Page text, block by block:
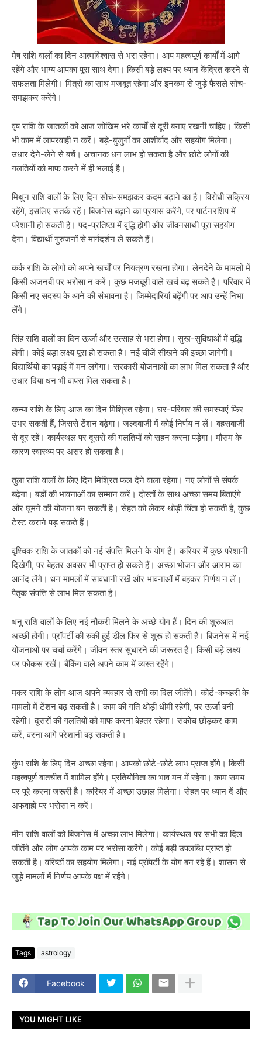
मेष राशि वालों का दिन आत्मविश्वास से भरा रहेगा। आप महत्वपूर्ण कार्यों में आगे
रहेंगे और भाग्य आपका पूरा साथ देगा। किसी बड़े लक्ष्य पर ध्यान केंद्रित करने से
सफलता मिलेगी। मित्रों का साथ मजबूत रहेगा और इनकम से जुड़े फैसले सोच-
समझकर करेंगे।
वृष राशि के जातकों को आज जोखिम भरे कार्यों से दूरी बनाए रखनी चाहिए। किसी
भी काम में लापरवाही न करें। बड़े-बुजुर्गों का आशीर्वाद और सहयोग मिलेगा।
उधार देने-लेने से बचें। अचानक धन लाभ हो सकता है और छोटे लोगों की
गलतियों को माफ करने में ही भलाई है।
मिथुन राशि वालों के लिए दिन सोच-समझकर कदम बढ़ाने का है। विरोधी सक्रिय
रहेंगे, इसलिए सतर्क रहें। बिजनेस बढ़ाने का प्रयास करेंगे, पर पार्टनरशिप में
परेशानी हो सकती है। पद-प्रतिष्ठा में वृद्धि होगी और जीवनसाथी पूरा सहयोग
देगा। विद्यार्थी गुरुजनों से मार्गदर्शन ले सकते हैं।
कर्क राशि के लोगों को अपने खर्चों पर नियंत्रण रखना होगा। लेनदेने के मामलों में
किसी अजनबी पर भरोसा न करें। कुछ मजबूरी वाले खर्च बढ़ सकते हैं। परिवार में
किसी नए सदस्य के आने की संभावना है। जिम्मेदारियां बढ़ेंगी पर आप उन्हें निभा
लेंगे।
सिंह राशि वालों का दिन ऊर्जा और उत्साह से भरा होगा। सुख-सुविधाओं में वृद्धि
होगी। कोई बड़ा लक्ष्य पूरा हो सकता है। नई चीजें सीखने की इच्छा जागेगी।
विद्यार्थियों का पढ़ाई में मन लगेगा। सरकारी योजनाओं का लाभ मिल सकता है और
उधार दिया धन भी वापस मिल सकता है।
कन्या राशि के लिए आज का दिन मिश्रित रहेगा। घर-परिवार की समस्याएं फिर
उभर सकती हैं, जिससे टेंशन बढ़ेगा। जल्दबाजी में कोई निर्णय न लें। बहसबाजी
से दूर रहें। कार्यस्थल पर दूसरों की गलतियों को सहन करना पड़ेगा। मौसम के
कारण स्वास्थ्य पर असर हो सकता है।
तुला राशि वालों के लिए दिन मिश्रित फल देने वाला रहेगा। नए लोगों से संपर्क
बढ़ेगा। बड़ों की भावनाओं का सम्मान करें। दोस्तों के साथ अच्छा समय बिताएंगे
और घूमने की योजना बन सकती है। सेहत को लेकर थोड़ी चिंता हो सकती है, कुछ
टेस्ट कराने पड़ सकते हैं।
वृश्चिक राशि के जातकों को नई संपत्ति मिलने के योग हैं। करियर में कुछ परेशानी
दिखेगी, पर बेहतर अवसर भी प्राप्त हो सकते हैं। अच्छा भोजन और आराम का
आनंद लेंगे। धन मामलों में सावधानी रखें और भावनाओं में बहकर निर्णय न लें।
पैतृक संपत्ति से लाभ मिल सकता है।
धनु राशि वालों के लिए नई नौकरी मिलने के अच्छे योग हैं। दिन की शुरुआत
अच्छी होगी। प्रॉपर्टी की रुकी हुई डील फिर से शुरू हो सकती है। बिजनेस में नई
योजनाओं पर चर्चा करेंगे। जीवन स्तर सुधारने की जरूरत है। किसी बड़े लक्ष्य
पर फोकस रखें। बैंकिंग वाले अपने काम में व्यस्त रहेंगे।
मकर राशि के लोग आज अपने व्यवहार से सभी का दिल जीतेंगे। कोर्ट-कचहरी के
मामलों में टेंशन बढ़ सकती है। काम की गति थोड़ी धीमी रहेगी, पर ऊर्जा बनी
रहेगी। दूसरों की गलतियों को माफ करना बेहतर रहेगा। संकोच छोड़कर काम
करें, वरना आगे परेशानी बढ़ सकती है।
कुंभ राशि के लिए दिन अच्छा रहेगा। आपको छोटे-छोटे लाभ प्राप्त होंगे। किसी
महत्वपूर्ण बातचीत में शामिल होंगे। प्रतियोगिता का भाव मन में रहेगा। काम समय
पर पूरे करना जरूरी है। करियर में अच्छा उछाल मिलेगा। सेहत पर ध्यान दें और
अफवाहों पर भरोसा न करें।
मीन राशि वालों को बिजनेस में अच्छा लाभ मिलेगा। कार्यस्थल पर सभी का दिल
जीतेंगे और लोग आपके काम पर भरोसा करेंगे। कोई बड़ी उपलब्धि प्राप्त हो
सकती है। वरिष्ठों का सहयोग मिलेगा। नई प्रॉपर्टी के योग बन रहे हैं। शासन से
जुड़े मामलों में निर्णय आपके पक्ष में रहेंगे।
Tags astrology
Facebook
YOU MIGHT LIKE